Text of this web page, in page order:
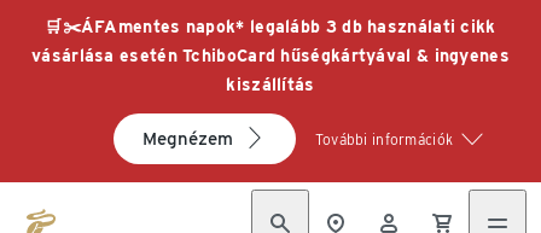
🛒✂️ÁFAmentes napok* legalább 3 db használati cikk
vásárlása esetén TchiboCard hűségkártyával & ingyenes
kiszállítás
Megnézem További információk